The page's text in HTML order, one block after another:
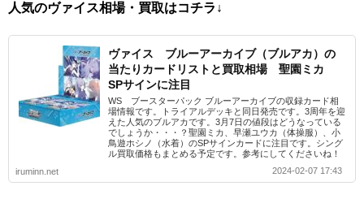
人気のヴァイス相場・買取はコチラ↓
ヴァイス ブルーアーカイブ（ブルアカ）の
当たりカードリストと買取相場 聖園ミカ
SPサインに注目
WS ブースターパック ブルーアーカイブの収録カード相
場情報です。トライアルデッキと同日発売です。3周年を迎
えた人気のブルアカです。3月7日の値段はどうなっている
でしょうか・・・？聖園ミカ、早瀬ユウカ（体操服）、小
鳥遊ホシノ（水着）のSPサインカードに注目です。シング
ル買取価格もまとめる予定です。参考にしてくださいね！
iruminn.net
2024-02-07 17:43